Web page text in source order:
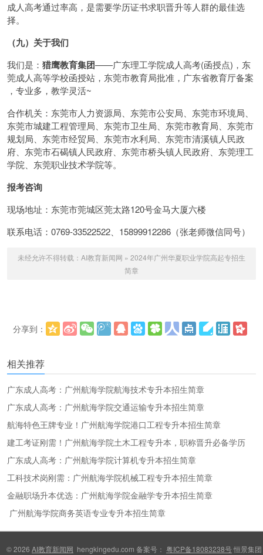
成人高考通过率高，是需要学历证书求职晋升等人群的最佳选
择。
（九）关于我们
我们是： 猎鹰教育集团——广东理工学院成人高考(函授点)，东
莞成人高等学校函授站，东莞市教育局批准，广东省教育厅备案
，专业多，教学灵活~
合作机关：东莞市人力资源局、东莞市公安局、东莞市环境局、
东莞市城建工程管理局、东莞市卫生局、东莞市教育局、东莞市
规划局、东莞市经贸局、东莞市水利局、东莞市清溪镇人民政
府、东莞市石碣镇人民政府、东莞市桥头镇人民政府、东莞理工
学院、东莞职业技术学院等。
报考咨询
现场地址：东莞市莞城区莞太路120号金马大厦六楼
联系电话：0769-33522522、15899912286（张老师微信同号）
未经允许不得转载： AI教育新闻网 » 2024年广州华夏职业学院高起专招生
简章
分享到：
相关推荐
广东成人高考：广州航海学院航海技术专升本招生简章
广东成人高考：广州航海学院交通运输专升本招生简章
航海特色王牌专业！广州航海学院港口工程专升本招生简章
建工考证刚需！广州航海学院土木工程专升本，职称晋升必备学历
广东成人高考：广州航海学院计算机专升本招生简章
工科技术岗刚需：广州航海学院机械工程专升本招生简章
金融职场升本优选：广州航海学院金融学专升本招生简章
广州航海学院商务英语专业专升本招生简章
© 2026 AI教育新闻网 hengkingedu.com 备案号： 粤ICP备18083238号恒景集团